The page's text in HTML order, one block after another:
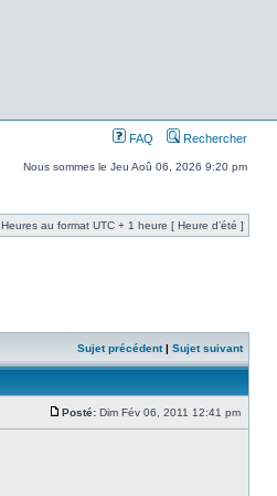
FAQ Rechercher
Nous sommes le Jeu Aoû 06, 2026 9:20 pm
Heures au format UTC + 1 heure [ Heure d’été ]
Sujet précédent| Sujet suivant
Posté: Dim Fév 06, 2011 12:41 pm